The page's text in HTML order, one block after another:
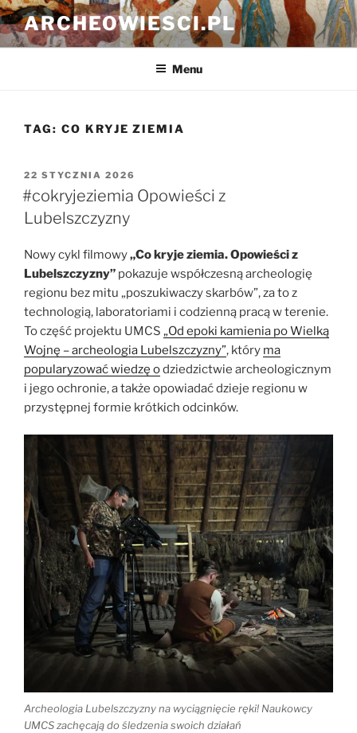
Przejdź
do
treści
ARCHEOWIESCI.PL
Menu
TAG: CO KRYJE ZIEMIA
OPUBLIKOWANE
W
22 STYCZNIA 2026
#cokryjeziemia Opowieści z
Lubelszczyzny
Nowy cykl filmowy„Co kryje ziemia. Opowieści z
Lubelszczyzny” pokazuje współczesną archeologię
regionu bez mitu „poszukiwaczy skarbów”, za to z
technologią, laboratoriami i codzienną pracą w terenie.
To część projektu UMCS „Od epoki kamienia po Wielką
Wojnę – archeologia Lubelszczyzny”, który ma
popularyzować wiedzę odziedzictwie archeologicznym
i jego ochronie, a także opowiadać dzieje regionu w
przystępnej formie krótkich odcinków.
Archeologia Lubelszczyzny na wyciągnięcie ręki! Naukowcy
UMCS zachęcają do śledzenia swoich działań